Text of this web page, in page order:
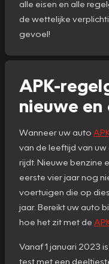
alle eisen en alle
de wettelijke
gevoel!
APK-
nieuwe en
Wanneer uw auto
van de leeftijd van
rijdt. Nieuwe benzine
eerste vier jaar nog
voertuigen die op
jaar. Bereikt uw auto
hoe het zit met de
Vanaf 1 januari 2023
test met een